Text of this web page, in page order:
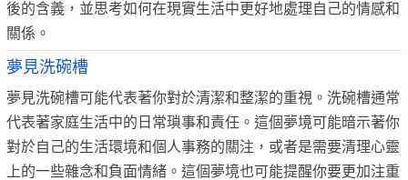
後的含義，並思考如何在現實生活中更好地處理自己的情感和
關係。
夢見洗碗槽
夢見洗碗槽可能代表著你對於清潔和整潔的重視。洗碗槽通常
代表著家庭生活中的日常瑣事和責任。這個夢境可能暗示著你
對於自己的生活環境和個人事務的關注，或者是需要清理心靈
上的一些雜念和負面情緒。這個夢境也可能提醒你要更加注重